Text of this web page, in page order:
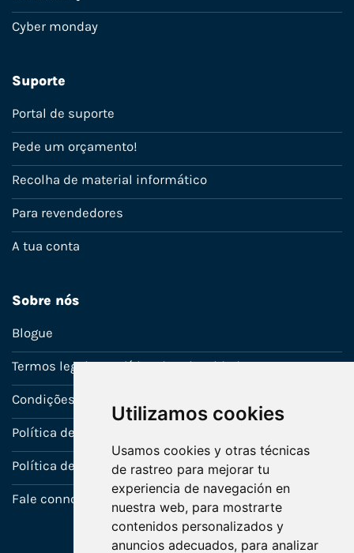
Utilizamos cookies
Usamos cookies y otras técnicas
de rastreo para mejorar tu
experiencia de navegación en
nuestra web, para mostrarte
contenidos personalizados y
anuncios adecuados, para analizar
Cyber monday
Suporte
Portal de suporte
Pede um orçamento!
Recolha de material informático
Para revendedores
A tua conta
Sobre nós
Blogue
Termos legais e política de privacidade
Condições de venda
Política de Garantia
Política de utilização de cookies
Fale connosco